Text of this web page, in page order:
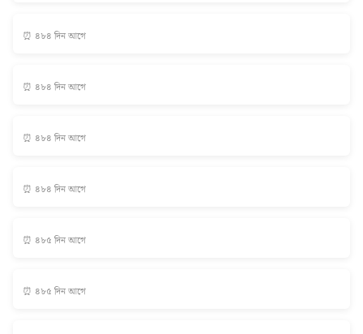
⏰ ৪৮৪ দিন আগে
⏰ ৪৮৪ দিন আগে
⏰ ৪৮৪ দিন আগে
⏰ ৪৮৪ দিন আগে
⏰ ৪৮৫ দিন আগে
⏰ ৪৮৫ দিন আগে